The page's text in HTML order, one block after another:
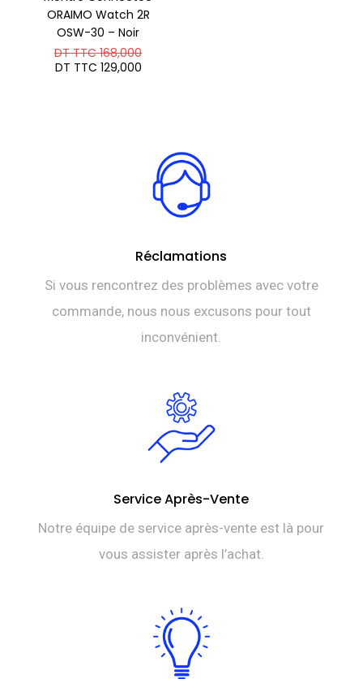
ORAIMO Watch 2R
OSW-30 – Noir
DT TTC168,000Le
DT TTC 129,000Le
Réclamations
Si vous rencontrez des problèmes avec votre
commande, nous nous excusons pour tout
inconvénient.
Service Après-Vente
Notre équipe de service après-vente est là pour
vous assister après l’achat.